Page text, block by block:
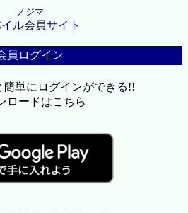
ノジマ
ル会員サイト
員ログイン
簡単にログインができる!!
ロードはこちら